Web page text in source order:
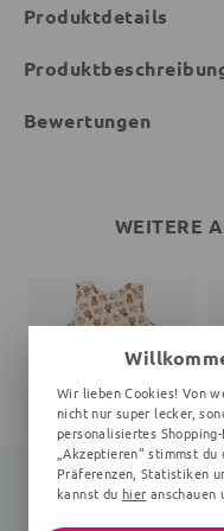
Produktdetails
Bewertungen
WEITERE
Wir lieben Cookies! Von
nicht nur super lecker,
personalisiertes
„Akzeptieren“ stimmst
Präferenzen, Statistiken
kannst du hier anschauen